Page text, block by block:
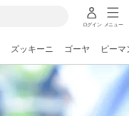
ログイン メニュー
ズッキーニ ゴーヤ ピーマ